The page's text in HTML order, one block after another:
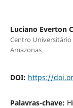
Luciano Everton
Centro Universitário
Amazonas
DOI: https://
Palavras-chave: